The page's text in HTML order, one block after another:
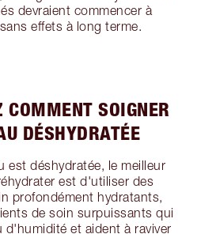
devraient commencer à
effets à long terme.
COMMENT SOIGNER
DÉSHYDRATÉE
est déshydratée, le meilleur
est d'utiliser des
profondément hydratants,
de soin surpuissants qui
d'humidité et aident à raviver